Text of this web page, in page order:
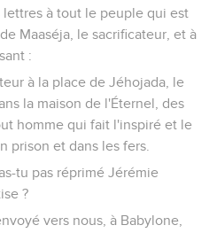
à tout le peuple qui est
Maaséja, le sacrificateur, et à
:
à la place de Jéhojada, le
la maison de l'Éternel, des
homme qui fait l'inspiré et le
prison et dans les fers.
tu pas réprimé Jérémie
?
vers nous, à Babylone,